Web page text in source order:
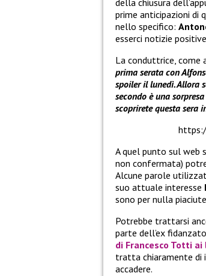
della chiusura
prime anticipazioni di
nello specifico:
esserci notizie
La conduttrice, come
prima serata con
spoiler il lunedì. Allora
secondo è una
scoprirete questa sera
A quel punto sul web
non confermata)
Alcune parole
suo attuale interesse
sono per nulla
Potrebbe trattarsi
parte dell’ex fidanzato
di Francesco Totti ai
tratta chiaramente di
accadere.